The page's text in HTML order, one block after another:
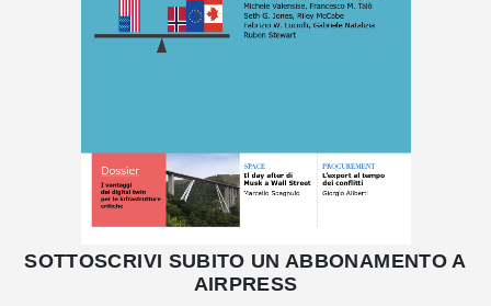
SOTTOSCRIVI SUBITO UN ABBONAMENTO A
AIRPRESS